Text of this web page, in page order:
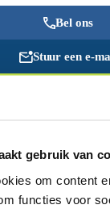
gebruik van
om content
functies voor
Bel ons
Stuur een e-